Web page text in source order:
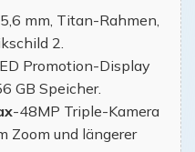
mm, Titan-Rahmen,
2.
Promotion-Display
GB Speicher.
-48MP Triple-Kamera
Zoom und längerer